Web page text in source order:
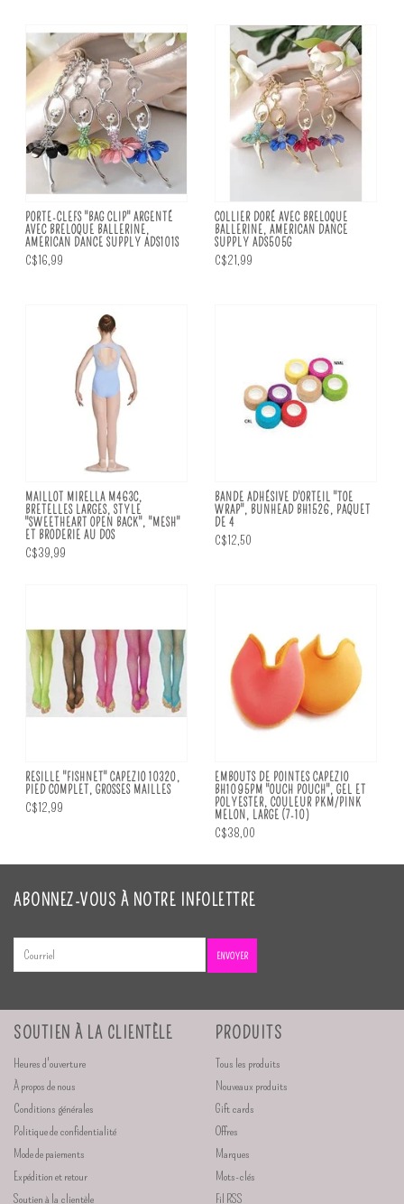
PORTE-CLEFS "BAG CLIP" ARGENTÉ
AVEC BRELOQUE BALLERINE,
AMERICAN DANCE SUPPLY ADS101S
C$16,99
COLLIER DORÉ AVEC BRELOQUE
BALLERINE, AMERICAN DANCE
SUPPLY ADS505G
C$21,99
MAILLOT MIRELLA M463C,
BRETELLES LARGES, STYLE
"SWEETHEART OPEN BACK", "MESH"
ET BRODERIE AU DOS
C$39,99
BANDE ADHÉSIVE D'ORTEIL "TOE
WRAP", BUNHEAD BH1526, PAQUET
DE 4
C$12,50
RESILLE "FISHNET" CAPEZIO 10320,
PIED COMPLET, GROSSES MAILLES
C$12,99
EMBOUTS DE POINTES CAPEZIO
BH1095PM "OUCH POUCH", GEL ET
POLYESTER, COULEUR PKM/PINK
MELON, LARGE (7-10)
C$38,00
ABONNEZ-VOUS À NOTRE INFOLETTRE
ENVOYER
SOUTIEN À LA CLIENTÈLE
Heures d'ouverture
À propos de nous
Conditions générales
Politique de confidentialité
Mode de paiements
Expédition et retour
Soutien à la clientèle
PRODUITS
Tous les produits
Nouveaux produits
Gift cards
Offres
Marques
Mots-clés
Fil RSS